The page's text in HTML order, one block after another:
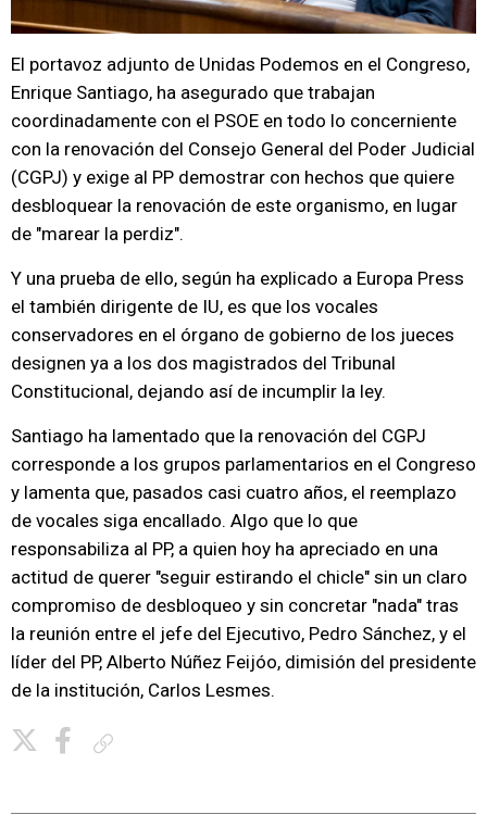
El portavoz adjunto de Unidas Podemos en el Congreso,
Enrique Santiago, ha asegurado que trabajan
coordinadamente con el PSOE en todo lo concerniente
con la renovación del Consejo General del Poder Judicial
(CGPJ) y exige al PP demostrar con hechos que quiere
desbloquear la renovación de este organismo, en lugar
de "marear la perdiz".
Y una prueba de ello, según ha explicado a Europa Press
el también dirigente de IU, es que los vocales
conservadores en el órgano de gobierno de los jueces
designen ya a los dos magistrados del Tribunal
Constitucional, dejando así de incumplir la ley.
Santiago ha lamentado que la renovación del CGPJ
corresponde a los grupos parlamentarios en el Congreso
y lamenta que, pasados casi cuatro años, el reemplazo
de vocales siga encallado. Algo que lo que
responsabiliza al PP, a quien hoy ha apreciado en una
actitud de querer "seguir estirando el chicle" sin un claro
compromiso de desbloqueo y sin concretar "nada" tras
la reunión entre el jefe del Ejecutivo, Pedro Sánchez, y el
líder del PP, Alberto Núñez Feijóo, dimisión del presidente
de la institución, Carlos Lesmes.